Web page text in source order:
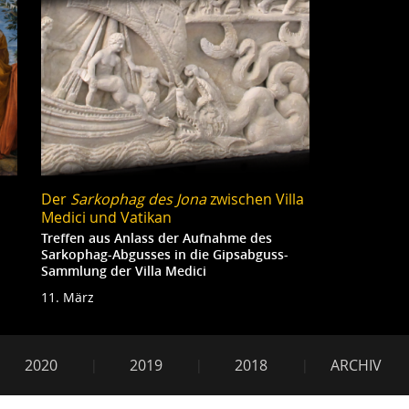
Der Sarkophag des Jonazwischen Villa
Medici und Vatikan
Treffen aus Anlass der Aufnahme des
Sarkophag-Abgusses in die Gipsabguss-
Sammlung der Villa Medici
11. März
2020 2019 2018 ARCHIV